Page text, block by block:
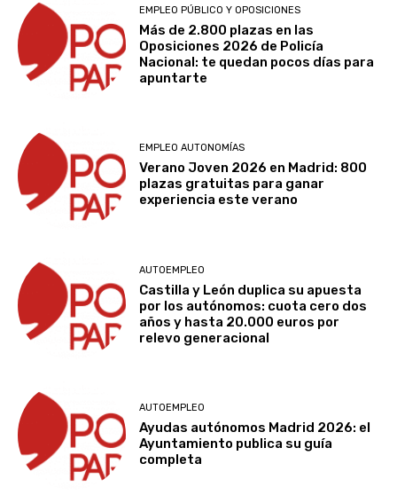
EMPLEO PÚBLICO Y OPOSICIONES
Más de 2.800 plazas en las
Oposiciones 2026 de Policía
Nacional: te quedan pocos días para
apuntarte
EMPLEO AUTONOMÍAS
Verano Joven 2026 en Madrid: 800
plazas gratuitas para ganar
experiencia este verano
AUTOEMPLEO
Castilla y León duplica su apuesta
por los autónomos: cuota cero dos
años y hasta 20.000 euros por
relevo generacional
AUTOEMPLEO
Ayudas autónomos Madrid 2026: el
Ayuntamiento publica su guía
completa